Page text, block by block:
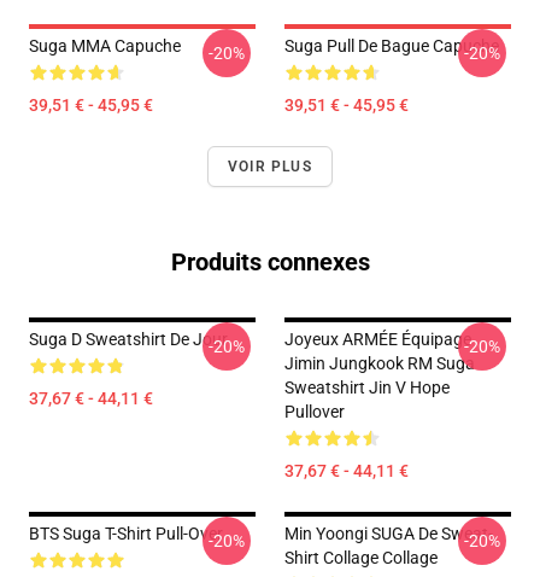
Suga MMA Capuche
39,51 € - 45,95 €
-20% Suga Pull De Bague Capuche
39,51 € - 45,95 €
-20%
VOIR PLUS
Produits connexes
Suga D Sweatshirt De Jour
37,67 € - 44,11 €
-20%
Joyeux ARMÉE Équipage
Jimin Jungkook RM Suga
Sweatshirt Jin V Hope
Pullover
37,67 € - 44,11 €
-20%
BTS Suga T-Shirt Pull-Over-20%
Min Yoongi SUGA De Sweat-
Shirt Collage Collage
-20%